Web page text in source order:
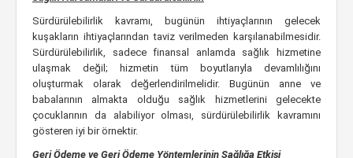
Sürdürülebilirlik kavramı, bugünün ihtiyaçlarının gelecek
kuşakların ihtiyaçlarından taviz verilmeden karşılanabilmesidir.
Sürdürülebilirlik, sadece finansal anlamda sağlık hizmetine
ulaşmak değil; hizmetin tüm boyutlarıyla devamlılığını
oluşturmak olarak değerlendirilmelidir. Bugünün anne ve
babalarının almakta olduğu sağlık hizmetlerini gelecekte
çocuklarının da alabiliyor olması, sürdürülebilirlik kavramını
gösteren iyi bir örnektir.
Geri Ödeme ve Geri Ödeme Yöntemlerinin Sağlığa Etkisi